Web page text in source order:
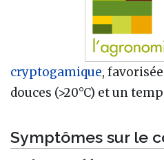
cryptogamique,
douces (>20°C) et un
Symptômes sur le